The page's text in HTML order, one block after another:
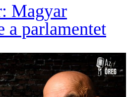
Magyar
a parlamentet